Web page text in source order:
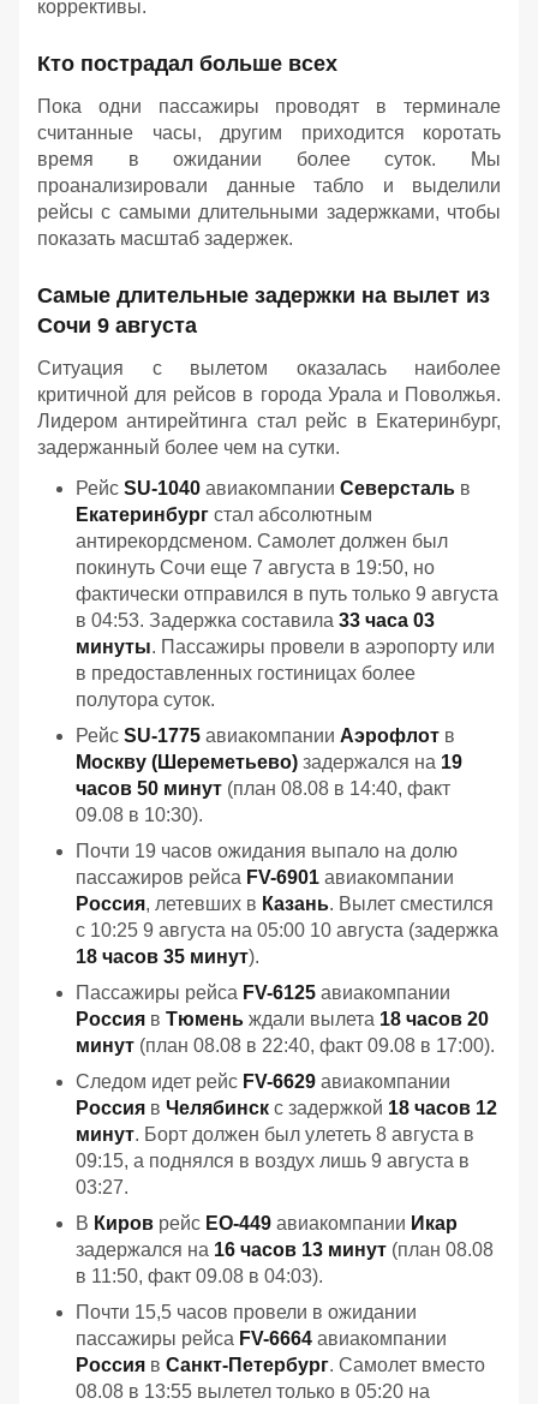
коррективы.
Кто пострадал больше всех
Пока одни пассажиры проводят в терминале
считанные часы, другим приходится коротать
время в ожидании более суток. Мы
проанализировали данные табло и выделили
рейсы с самыми длительными задержками, чтобы
показать масштаб задержек.
Самые длительные задержки на вылет из
Сочи 9 августа
Ситуация с вылетом оказалась наиболее
критичной для рейсов в города Урала и Поволжья.
Лидером антирейтинга стал рейс в Екатеринбург,
задержанный более чем на сутки.
Рейс SU-1040 авиакомпании Северсталь в
Екатеринбург стал абсолютным
антирекордсменом. Самолет должен был
покинуть Сочи еще 7 августа в 19:50, но
фактически отправился в путь только 9 августа
в 04:53. Задержка составила 33 часа 03
минуты. Пассажиры провели в аэропорту или
в предоставленных гостиницах более
полутора суток.
Рейс SU-1775 авиакомпании Аэрофлот в
Москву (Шереметьево) задержался на 19
часов 50 минут (план 08.08 в 14:40, факт
09.08 в 10:30).
Почти 19 часов ожидания выпало на долю
пассажиров рейса FV-6901 авиакомпании
Россия, летевших в Казань. Вылет сместился
с 10:25 9 августа на 05:00 10 августа (задержка
18 часов 35 минут).
Пассажиры рейса FV-6125 авиакомпании
Россия в Тюмень ждали вылета 18 часов 20
минут (план 08.08 в 22:40, факт 09.08 в 17:00).
Следом идет рейс FV-6629 авиакомпании
Россия в Челябинск с задержкой 18 часов 12
минут. Борт должен был улететь 8 августа в
09:15, а поднялся в воздух лишь 9 августа в
03:27.
В Киров рейс EO-449 авиакомпании Икар
задержался на 16 часов 13 минут (план 08.08
в 11:50, факт 09.08 в 04:03).
Почти 15,5 часов провели в ожидании
пассажиры рейса FV-6664 авиакомпании
Россия в Санкт-Петербург. Самолет вместо
08.08 в 13:55 вылетел только в 05:20 на